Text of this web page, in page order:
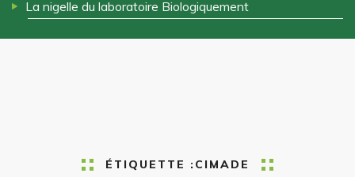
ÉTIQUETTE : CIMADE
La nigelle du laboratoire Biologiquement